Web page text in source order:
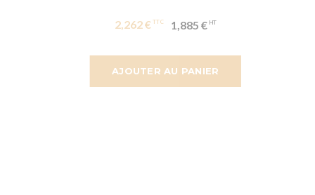
AJOUTER AU PANIER
2,262 € 1,885 €